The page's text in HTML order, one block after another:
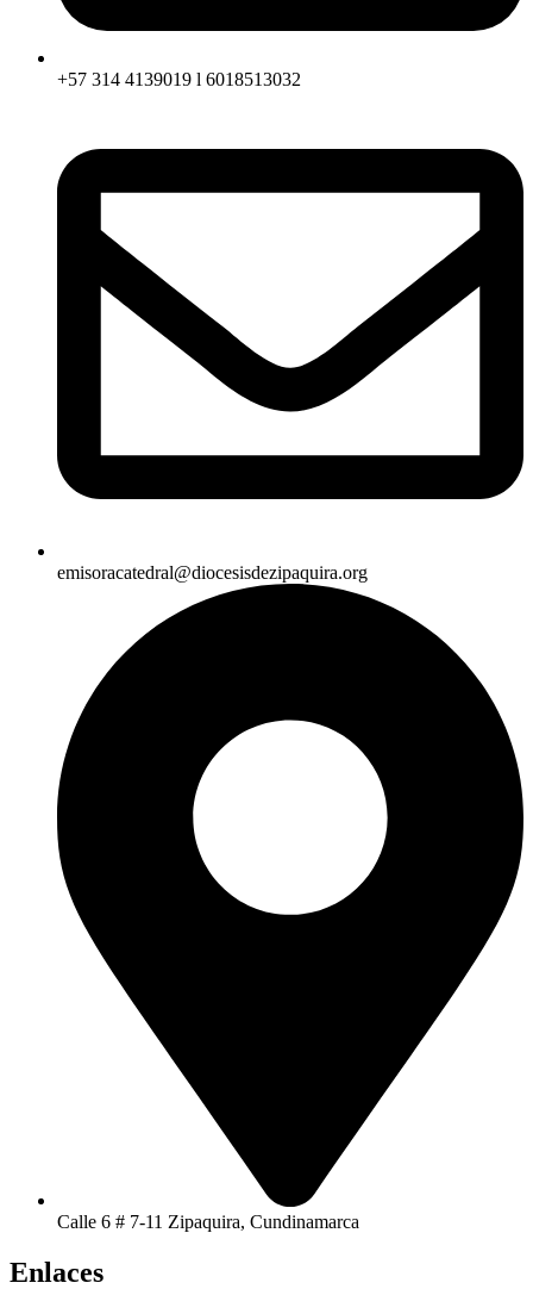
+57 314 4139019 l 6018513032
emisoracatedral@diocesisdezipaquira.org
Calle 6 # 7-11 Zipaquira, Cundinamarca
Enlaces